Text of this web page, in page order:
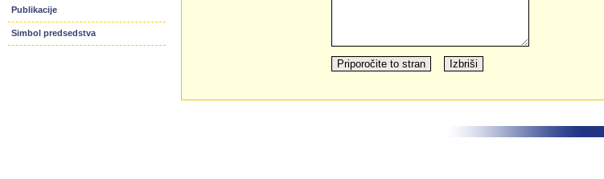
Publikacije
Simbol predsedstva